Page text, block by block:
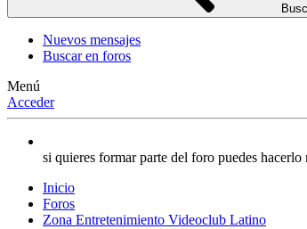
Nuevos mensajes
Buscar en foros
Menú
Acceder
si quieres formar parte del foro puedes
Inicio
Foros
Zona Entretenimiento Videoclub Latino